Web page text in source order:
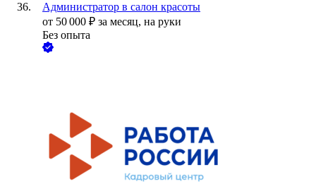
Администратор в салон красоты
от 50 000 ₽ за месяц, на руки
Без опыта